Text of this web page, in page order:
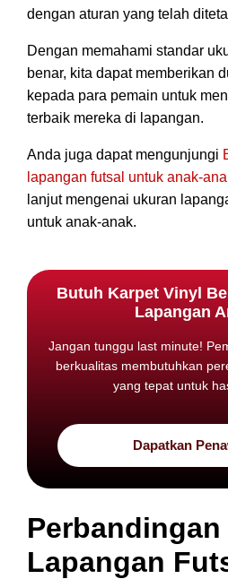
dengan aturan yang telah
Dengan memahami standar
benar, kita dapat memberikan
kepada para pemain untuk
terbaik mereka di lapangan.
Anda juga dapat mengunjungi
lapangan futsal untuk anak-
lanjut mengenai ukuran
untuk anak-anak.
Butuh Karpet Vinyl
Lapangan
Jangan tunggu last minute!
berkualitas membutuhkan
yang tepat untuk
Dapatkan
Perbandingan
Lapangan